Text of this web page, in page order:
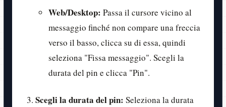
Web/Desktop: Passa il cursore vicino al
messaggio finché non compare una freccia
verso il basso, clicca su di essa, quindi
seleziona "Fissa messaggio". Scegli la
durata del pin e clicca "Pin".
Scegli la durata del pin: Seleziona la durata